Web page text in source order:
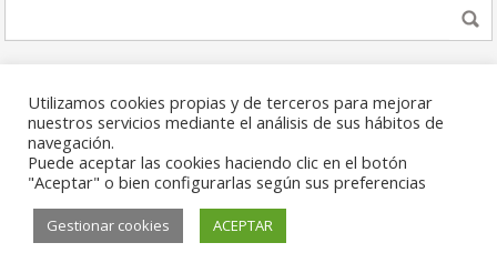
© 2026. Todos los derechos reservados.
Utilizamos cookies propias y de terceros para mejorar
nuestros servicios mediante el análisis de sus hábitos de
navegación.
Puede aceptar las cookies haciendo clic en el botón
"Aceptar" o bien configurarlas según sus preferencias
Gestionar cookies ACEPTAR